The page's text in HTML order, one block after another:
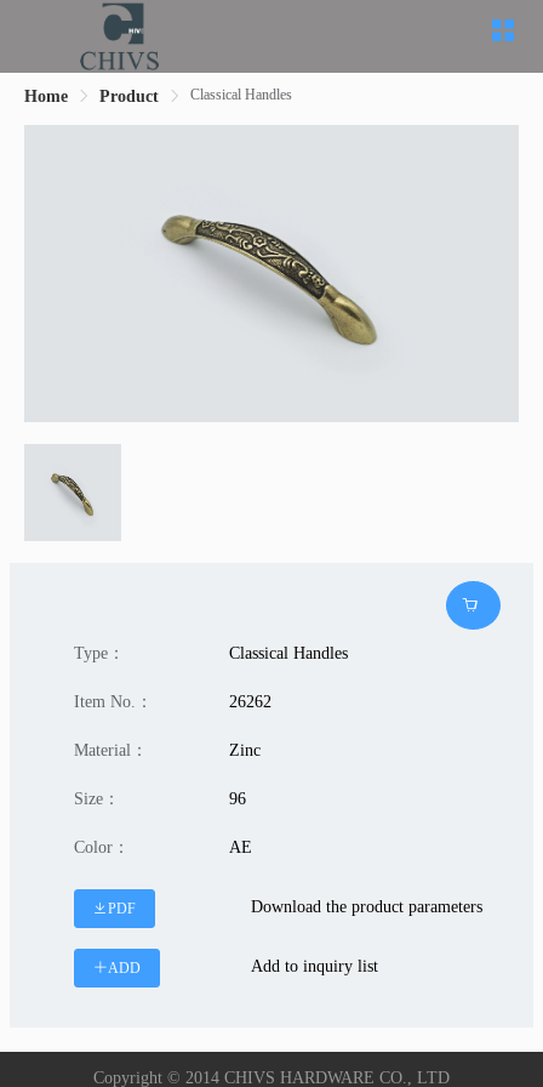
Home Product Classical Handles
Type： Classical Handles
Item No.： 26262
Material： Zinc
Size： 96
Color： AE
PDF Download the product parameters
ADD Add to inquiry list
Copyright © 2014 CHIVS HARDWARE CO., LTD